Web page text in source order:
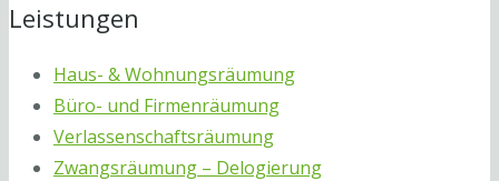
Leistungen
Haus- & Wohnungsräumung
Büro- und Firmenräumung
Verlassenschaftsräumung
Zwangsräumung – Delogierung